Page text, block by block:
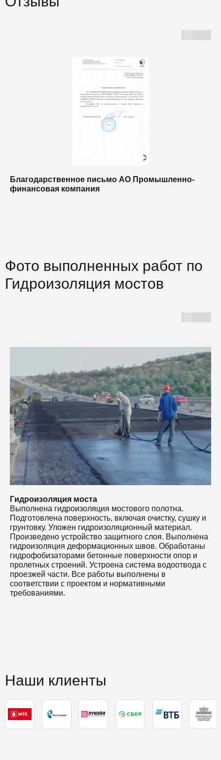
Благодарственное письмо АО Промышленно-
финансовая компания
Фото выполненных работ по
Гидроизоляция мостов
Гидроизоляция моста
Выполнена гидроизоляция мостового полотна.
Подготовлена поверхность, включая очистку, сушку и
грунтовку. Уложен гидроизоляционный материал.
Произведено устройство защитного слоя. Выполнена
гидроизоляция деформационных швов. Обработаны
гидрофобизаторами бетонные поверхности опор и
пролетных строений. Устроена система водоотвода с
проезжей части. Все работы выполнены в
соответствии с проектом и нормативными
требованиями.
Наши клиенты